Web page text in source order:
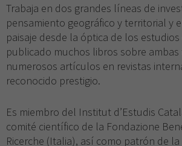
Trabaja en dos grandes líneas de
pensamiento geográfico y territorial y
paisaje desde la óptica de los
publicado muchos libros sobre ambas
numerosos artículos en revistas
reconocido prestigio.
Es miembro del Institut d’Estudis
comité científico de la Fondazione
Ricerche (Italia), así como patrón de